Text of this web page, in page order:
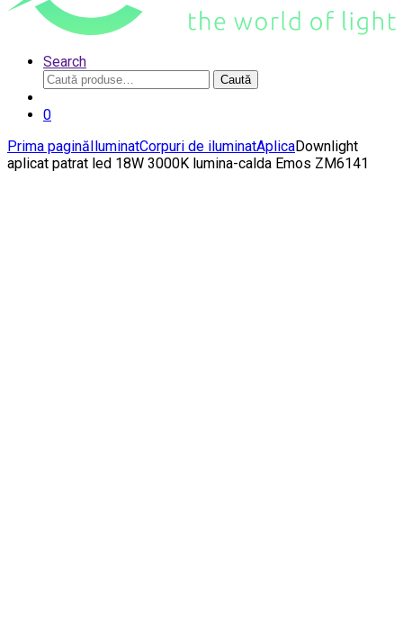
Search
Caută
după:
Caută
0
Prima paginăIluminatCorpuri de iluminatAplicaDownlight
aplicat patrat led 18W 3000K lumina-calda Emos ZM6141